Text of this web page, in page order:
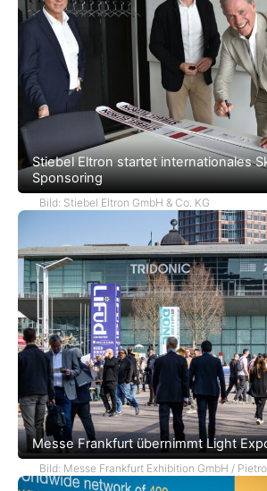
Stiebel Eltron startet internationales
Sponsoring
Bild: Stiebel Eltron GmbH & Co. KG
Messe Frankfurt übernimmt Light
Bild: Messe Frankfurt Exhibition GmbH /